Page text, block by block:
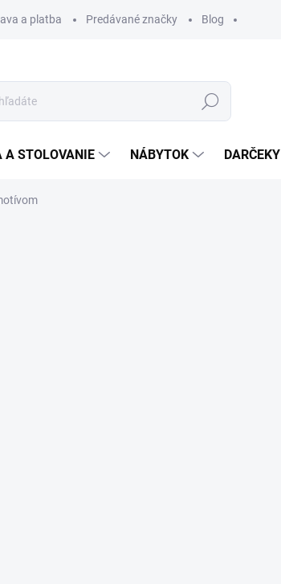
a platba Predávané značky Blog
Hľadať
A STOLOVANIE NÁBYTOK DARČEKY